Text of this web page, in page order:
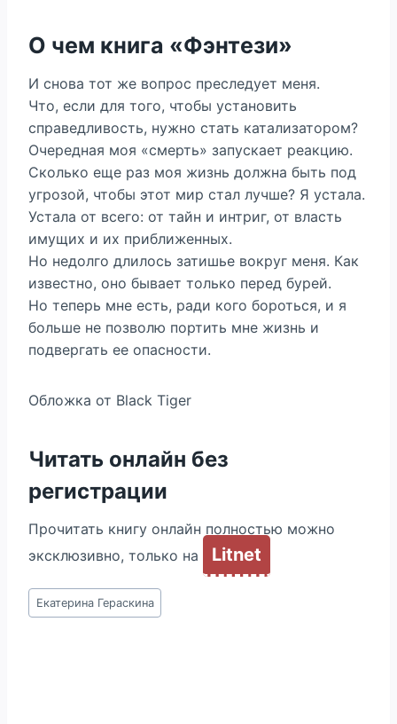
О чем книга «Фэнтези»
И снова тот же вопрос преследует меня.
Что, если для того, чтобы установить
справедливость, нужно стать катализатором?
Очередная моя «смерть» запускает реакцию.
Сколько еще раз моя жизнь должна быть под
угрозой, чтобы этот мир стал лучше? Я устала.
Устала от всего: от тайн и интриг, от власть
имущих и их приближенных.
Но недолго длилось затишье вокруг меня. Как
известно, оно бывает только перед бурей.
Но теперь мне есть, ради кого бороться, и я
больше не позволю портить мне жизнь и
подвергать ее опасности.
Обложка от Black Tiger
Читать онлайн без
регистрации
Прочитать книгу онлайн полностью можно
эксклюзивно, только на
Litnet
Метки
записи:
Екатерина Гераскина